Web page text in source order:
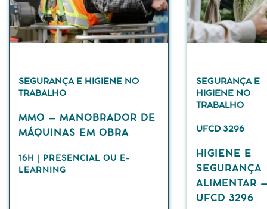
SEGURANÇA E HIGIENE NO
TRABALHO
MMO – MANOBRADOR DE
MÁQUINAS EM OBRA
16H | PRESENCIAL OU E-
LEARNING
SEGURANÇA E
HIGIENE NO
TRABALHO
UFCD 3296
HIGIENE E
SEGURANÇA
ALIMENTAR
UFCD 3296